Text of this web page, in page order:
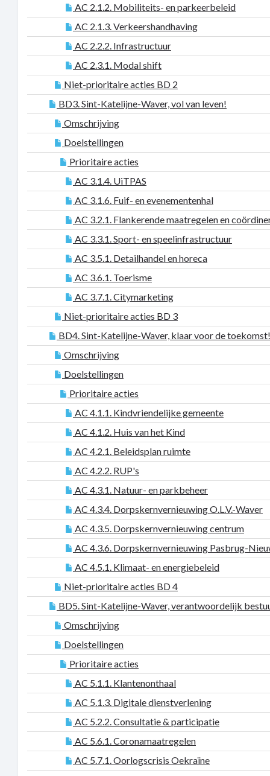
AC 2.1.2. Mobiliteits- en parkeerbeleid
AC 2.1.3. Verkeershandhaving
AC 2.2.2. Infrastructuur
AC 2.3.1. Modal shift
Niet-prioritaire acties BD 2
BD3. Sint-Katelijne-Waver, vol van leven!
Omschrijving
Doelstellingen
Prioritaire acties
AC 3.1.4. UiTPAS
AC 3.1.6. Fuif- en evenementenhal
AC 3.2.1. Flankerende maatregelen en
AC 3.3.1. Sport- en speelinfrastructuur
AC 3.5.1. Detailhandel en horeca
AC 3.6.1. Toerisme
AC 3.7.1. Citymarketing
Niet-prioritaire acties BD 3
BD4. Sint-Katelijne-Waver, klaar voor de toekomst!
Omschrijving
Doelstellingen
Prioritaire acties
AC 4.1.1. Kindvriendelijke gemeente
AC 4.1.2. Huis van het Kind
AC 4.2.1. Beleidsplan ruimte
AC 4.2.2. RUP's
AC 4.3.1. Natuur- en parkbeheer
AC 4.3.4. Dorpskernvernieuwing O.L.V.-Waver
AC 4.3.5. Dorpskernvernieuwing centrum
AC 4.3.6. Dorpskernvernieuwing Pasbrug-
AC 4.5.1. Klimaat- en energiebeleid
Niet-prioritaire acties BD 4
BD5. Sint-Katelijne-Waver, verantwoordelijk
Omschrijving
Doelstellingen
Prioritaire acties
AC 5.1.1. Klantenonthaal
AC 5.1.3. Digitale dienstverlening
AC 5.2.2. Consultatie & participatie
AC 5.6.1. Coronamaatregelen
AC 5.7.1. Oorlogscrisis Oekraïne